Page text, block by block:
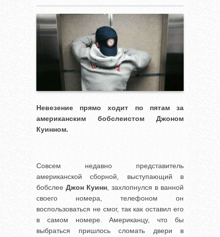
Невезение прямо ходит по пятам за
американским бобслеистом Джоном
Куинном.
Совсем недавно представитель
американской сборной, выступающий в
бобслее Джон Куинн, захлопнулся в ванной
своего номера, телефоном он
воспользоваться не смог, так как оставил его
в самом номере. Американцу, что бы
выбраться пришлось сломать двери в